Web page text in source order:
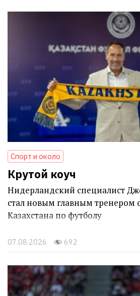
Спорт и около
Крутой коуч
Нидерландский специалист
стал новым главным тренером
Казахстана по футболу
07.08.2026 692